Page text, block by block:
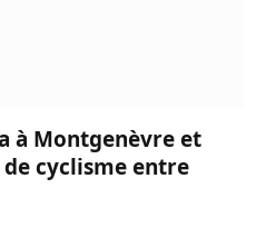
à Montgenèvre et
cyclisme entre